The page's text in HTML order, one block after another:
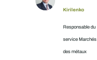
Kirilenko
Responsable du
service Marchés
des métaux